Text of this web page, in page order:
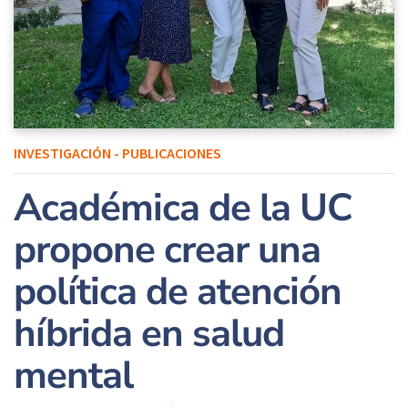
INVESTIGACIÓN - PUBLICACIONES
Académica de la UC
propone crear una
política de atención
híbrida en salud
mental